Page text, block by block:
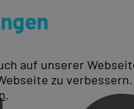
auf unserer
zu
.